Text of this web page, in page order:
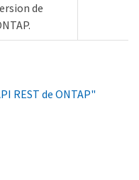
de
REST de ONTAP"